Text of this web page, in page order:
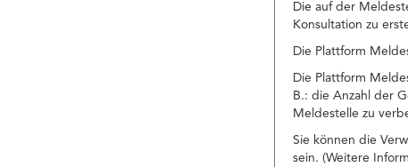
Die auf der
Konsultation zu
Die Plattform
Die Plattform
B.: die Anzahl der
Meldestelle zu
Sie können die
sein. (Weitere